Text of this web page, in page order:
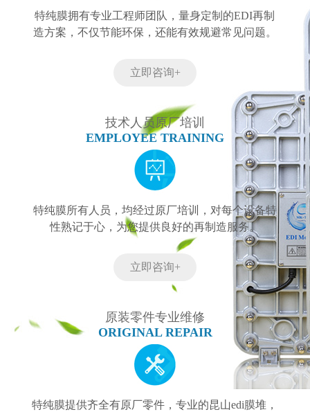
特纯膜拥有专业工程师团队，量身定制的EDI再制
造方案，不仅节能环保，还能有效规避常见问题。
立即咨询+
技术人员原厂培训
EMPLOYEE TRAINING
特纯膜所有人员，均经过原厂培训，对每个设备特
性熟记于心，为您提供良好的再制造服务。
立即咨询+
原装零件专业维修
ORIGINAL REPAIR
特纯膜提供齐全有原厂零件，专业的昆山edi膜堆，